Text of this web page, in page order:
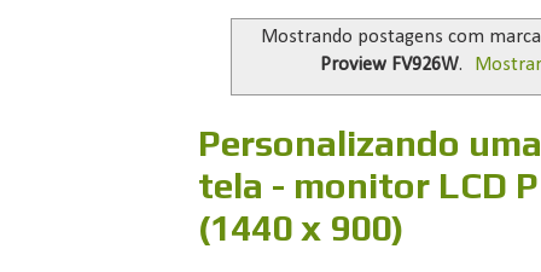
Mostrando postagens com
Proview FV926W.
Personalizando
tela - monitor LCD
(1440 x 900)